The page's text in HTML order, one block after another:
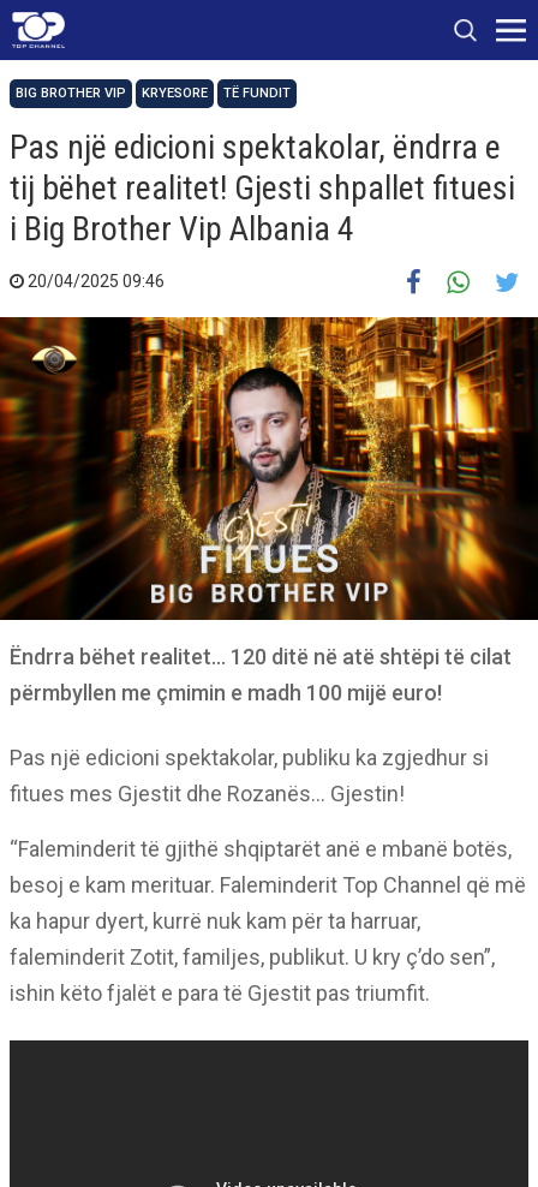
BIG BROTHER VIP KRYESORE TË FUNDIT
Pas një edicioni spektakolar, ëndrra e
tij bëhet realitet! Gjesti shpallet fituesi
i Big Brother Vip Albania 4
20/04/2025 09:46
Ëndrra bëhet realitet… 120 ditë në atë shtëpi të cilat
përmbyllen me çmimin e madh 100 mijë euro!
Pas një edicioni spektakolar, publiku ka zgjedhur si
fitues mes Gjestit dhe Rozanës… Gjestin!
“Faleminderit të gjithë shqiptarët anë e mbanë botës,
besoj e kam merituar. Faleminderit Top Channel që më
ka hapur dyert, kurrë nuk kam për ta harruar,
faleminderit Zotit, familjes, publikut. U kry ç’do sen”,
ishin këto fjalët e para të Gjestit pas triumfit.